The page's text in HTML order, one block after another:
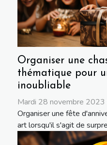
Organiser une
thématique pour
inoubliable
Mardi 28 novembre
Organiser une fête
art lorsqu'il s'agit de